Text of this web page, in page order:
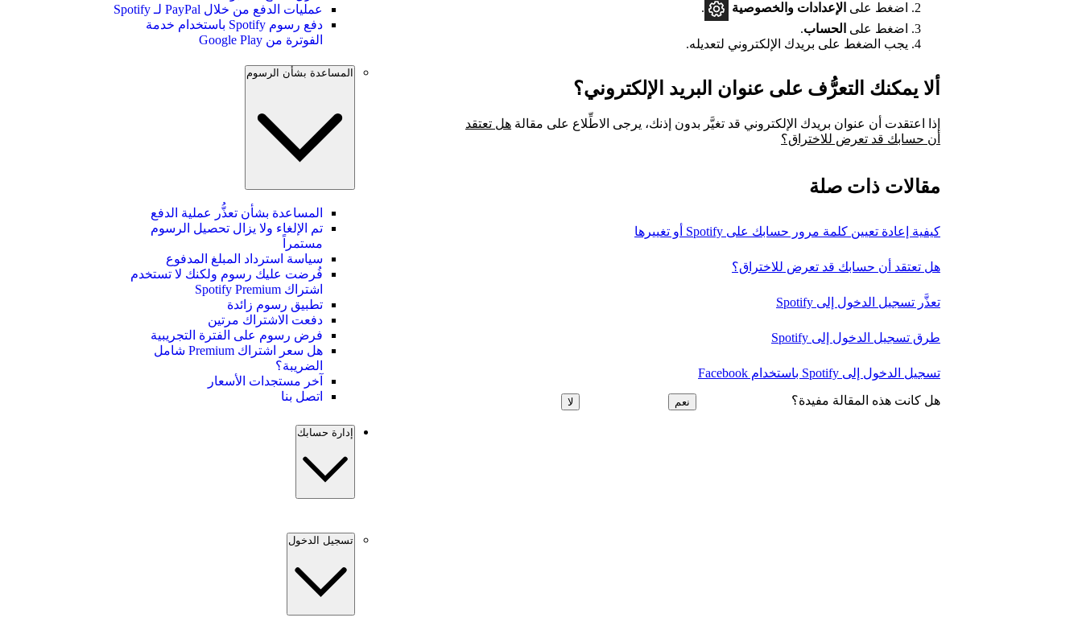
اضغط على الإعدادات والخصوصية
.
اضغط على الحساب.
يجب الضغط على بريدك الإلكتروني لتعديله.
ألا يمكنك التعرُّف على عنوان البريد الإلكتروني؟
إذا اعتقدت أن عنوان بريدك الإلكتروني قد تغيَّر بدون إذنك، يرجى الاطِّلاع على مقالة هل تعتقد
أن حسابك قد تعرض للاختراق؟
مقالات ذات صلة
كيفية إعادة تعيين كلمة مرور حسابك على Spotify أو تغييرها
هل تعتقد أن حسابك قد تعرض للاختراق؟
تعذَّر تسجيل الدخول إلى Spotify
طرق تسجيل الدخول إلى Spotify
تسجيل الدخول إلى Spotify باستخدام Facebook
هل كانت هذه المقالة مفيدة؟ نعم لا
عمليات الدفع من خلال PayPal لـ Spotify
دفع رسوم Spotify باستخدام خدمة
الفوترة من Google Play
المساعدة بشأن الرسوم
المساعدة بشأن تعذُّر عملية الدفع
تم الإلغاء ولا يزال تحصيل الرسوم
مستمراً
سياسة استرداد المبلغ المدفوع
فُرضت عليك رسوم ولكنك لا تستخدم
اشتراك Spotify Premium
تطبيق رسوم زائدة
دفعت الاشتراك مرتين
فرض رسوم على الفترة التجريبية
هل سعر اشتراك Premium شامل
الضريبة؟
آخر مستجدات الأسعار
اتصل بنا
إدارة حسابك
تسجيل الدخول